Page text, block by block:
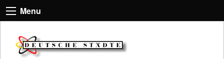
Menu